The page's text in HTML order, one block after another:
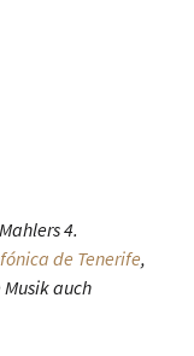
4.
de Tenerife,
auch